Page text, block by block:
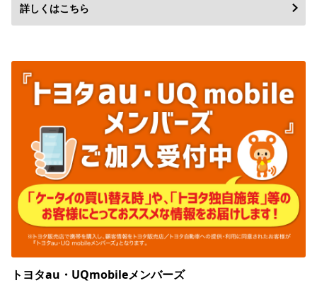
詳しくはこちら
トヨタau・UQmobileメンバーズ